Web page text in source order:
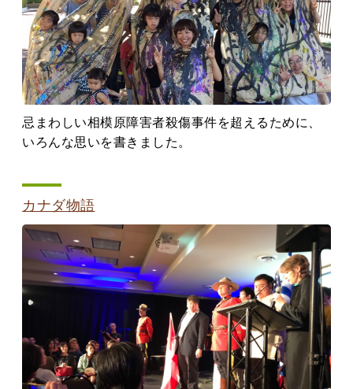
忌まわしい相模原障害者殺傷事件を超えるために、
いろんな思いを書きました。
カナダ物語